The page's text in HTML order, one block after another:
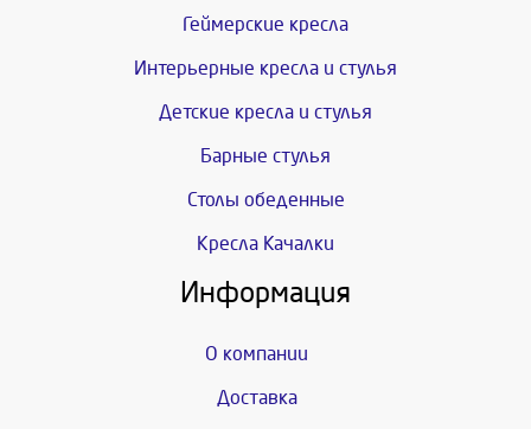
Геймерские кресла
Интерьерные кресла и стулья
Детские кресла и стулья
Барные стулья
Столы обеденные
Кресла Качалки
Информация
О компании
Доставка